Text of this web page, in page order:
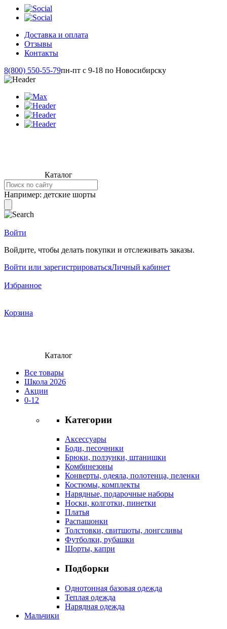
Доставка и оплата
Отзывы
Контакты
8(800) 550-55-79пн-пт с 9-18 по Новосибирску
Каталог
Например: детские шорты
Войти
Войдите, чтобы делать покупки и отслеживать заказы.
Войти или зарегистрироватьсяЛичный кабинет
Избранное
Корзина
Каталог
Все товары
Школа 2026
Акции
0-12
Категории
Аксессуары
Боди, песочники
Брюки, ползунки, штанишки
Комбинезоны
Конверты, одеяла, полотенца, пеленки
Костюмы, комплекты
Нарядные, подарочные наборы
Носки, колготки, пинетки
Платья
Распашонки
Толстовки, свитшоты, лонгсливы
Футболки, рубашки
Шорты, капри
Подборки
Однотонная базовая одежда
Теплая одежда
Нарядная одежда
Мальчики